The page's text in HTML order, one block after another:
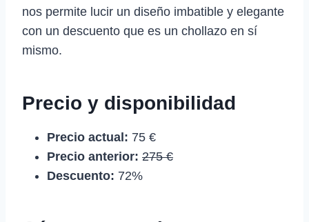
nos permite lucir un diseño imbatible y elegante
con un descuento que es un chollazo en sí
mismo.
Precio y disponibilidad
Precio actual: 75 €
Precio anterior: 275 €
Descuento: 72%